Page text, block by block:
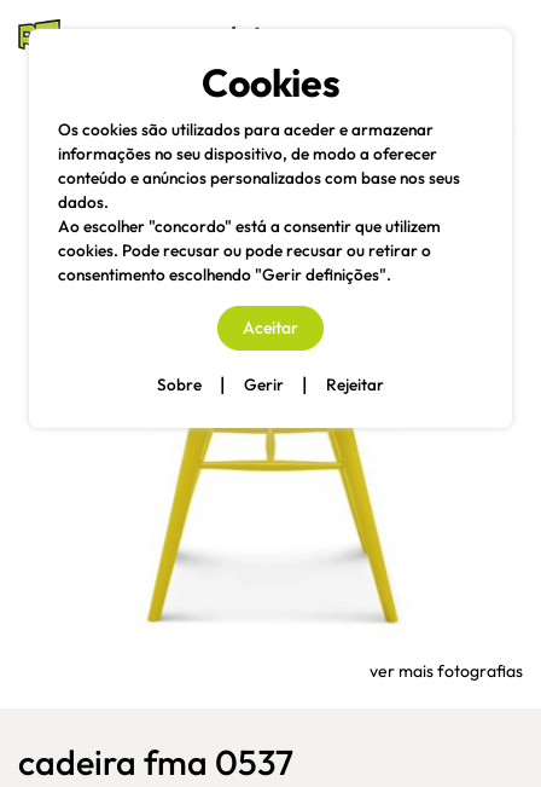
mesas e cadeiras
Pesquisa
ver mais fotografias
cadeira fma 0537
Cookies
Os cookies são utilizados para aceder e armazenar
informações no seu dispositivo, de modo a oferecer
conteúdo e anúncios personalizados com base nos seus
dados.
Ao escolher "concordo" está a consentir que utilizem
cookies. Pode recusar ou pode recusar ou retirar o
consentimento escolhendo "Gerir definições".
Aceitar
Sobre | Gerir | Rejeitar